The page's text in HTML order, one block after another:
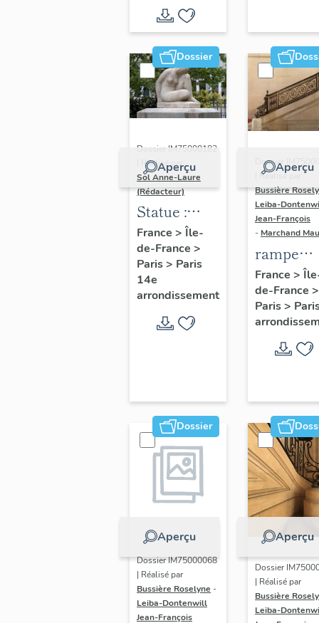
cochère
dite maison
Belon-
Vatard (non
étudié)
Dossier
Aperçu
Dossier IM75000182
| Réalisé par
Sol Anne-Laure
(Rédacteur)
Statue :
Femme
assise
France > Île-
de-France >
Paris> Paris
14e
arrondissement
Aperçu
Dossier
| Réalisé par
Bussière
Leiba-
Jean-François
- Marchand
rampe
d'appui,
escalier
militaire
France >
de-France >
Paris>
Dossier
Aperçu
Dossier IM75000068
| Réalisé par
Bussière Roselyne -
Leiba-Dontenwill
Jean-François
Aperçu
Dossier
| Réalisé par
Bussière
Leiba-